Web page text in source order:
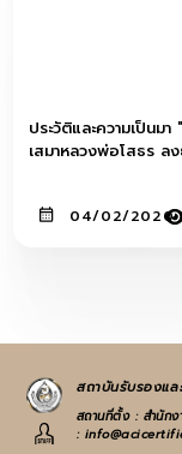
ประวัติและความเป็นม
เสมาหลวงพ่อโสธร ล
04/02/2020
สถาบันรับรองแล
สถานที่ตั้ง : สำนัก
: